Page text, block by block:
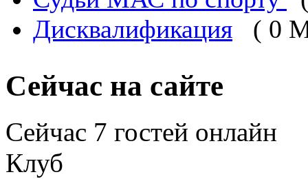
Дисквалификация
( 0
Сейчас на сайте
Сейчас 7 гостей онлайн
Клуб